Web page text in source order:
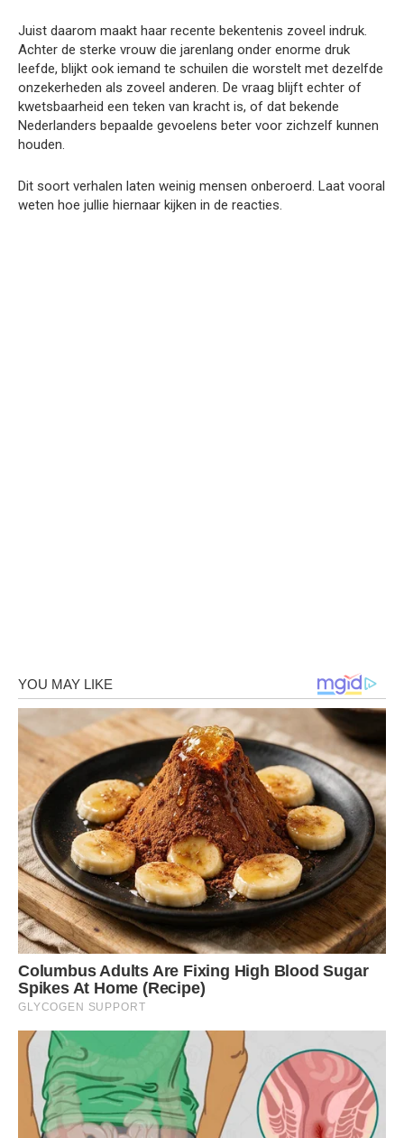
Juist daarom maakt haar recente bekentenis zoveel indruk.
Achter de sterke vrouw die jarenlang onder enorme druk
leefde, blijkt ook iemand te schuilen die worstelt met dezelfde
onzekerheden als zoveel anderen. De vraag blijft echter of
kwetsbaarheid een teken van kracht is, of dat bekende
Nederlanders bepaalde gevoelens beter voor zichzelf kunnen
houden.
Dit soort verhalen laten weinig mensen onberoerd. Laat vooral
weten hoe jullie hiernaar kijken in de reacties.